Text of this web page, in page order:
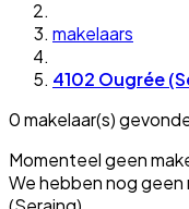
makelaars
4102 Ougrée
0 makelaar(s)
Momenteel geen
We hebben nog geen